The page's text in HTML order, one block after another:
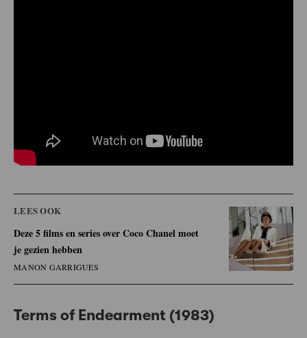
LEES OOK
Deze 5 films en series over Coco Chanel moet
je gezien hebben
MANON GARRIGUES
Terms of Endearment (1983)